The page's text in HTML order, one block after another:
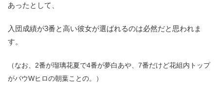
あったとして、
入団成績が3番と高い彼女が選ばれるのは必然だと思われま
す。
（なお、2番が瑠璃花夏で4番が夢白あや、7番だけど花組内トップ
がバウWヒロの朝葉ことの。）